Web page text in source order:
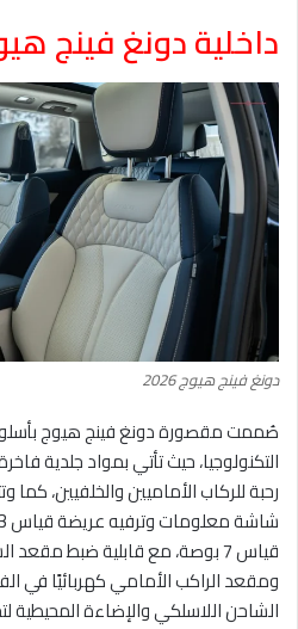
داخلية دونغ فينج هيوج
دونغ فينج هيوج 2026
صُممت مقصورة دونغ فينج هيوج
التكنولوجيا، حيث تأتي بمواد جلدية
رحبة للركاب الأماميين والخلفيين،
قياس 7 بوصة، مع قابلية ضبط
ومقعد الراكب الأمامي كهربائيًا في
الشاحن اللاسلكي والإضاءة المحيطية